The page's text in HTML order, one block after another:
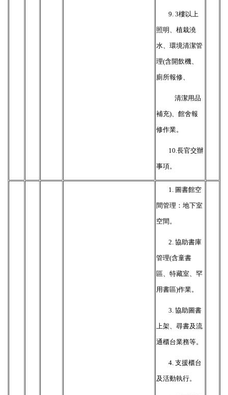
9. 3樓以上
照明、植栽澆
水、環境清潔管
理(含開飲機、
廁所報修、
清潔用品
補充)、館舍報
修作業。
10.長官交辦
事項。
1. 圖書館空
間管理：地下室
空間。
2. 協助書庫
管理(含童書
區、特藏室、罕
用書區)作業。
3. 協助圖書
上架、尋書及流
通櫃台業務等。
4. 支援櫃台
及活動執行。